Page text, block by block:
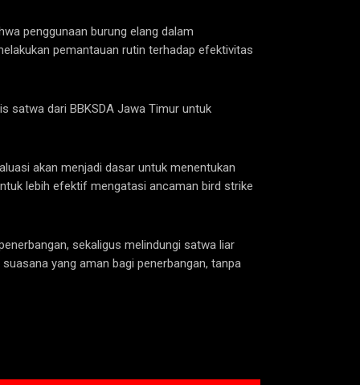
penggunaan burung elang dalam
pemantauan rutin terhadap efektivitas
satwa dari BBKSDA Jawa Timur untuk
akan menjadi dasar untuk menentukan
lebih efektif mengatasi ancaman bird strike
sekaligus melindungi satwa liar
yang aman bagi penerbangan, tanpa